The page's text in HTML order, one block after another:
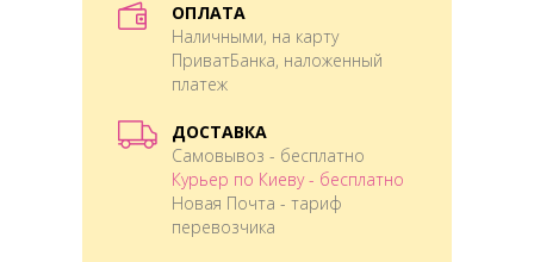
ОПЛАТА
Наличными, на карту
ПриватБанка, наложенный
платеж
ДОСТАВКА
Самовывоз - бесплатно
Курьер по Киеву - бесплатно
Новая Почта - тариф
перевозчика